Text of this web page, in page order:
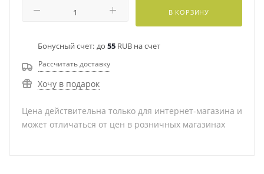
В КОРЗИНУ
Бонусный счет: до 55 RUB на счет
Рассчитать доставку
Хочу в подарок
Цена действительна только для интернет-магазина и
может отличаться от цен в розничных магазинах